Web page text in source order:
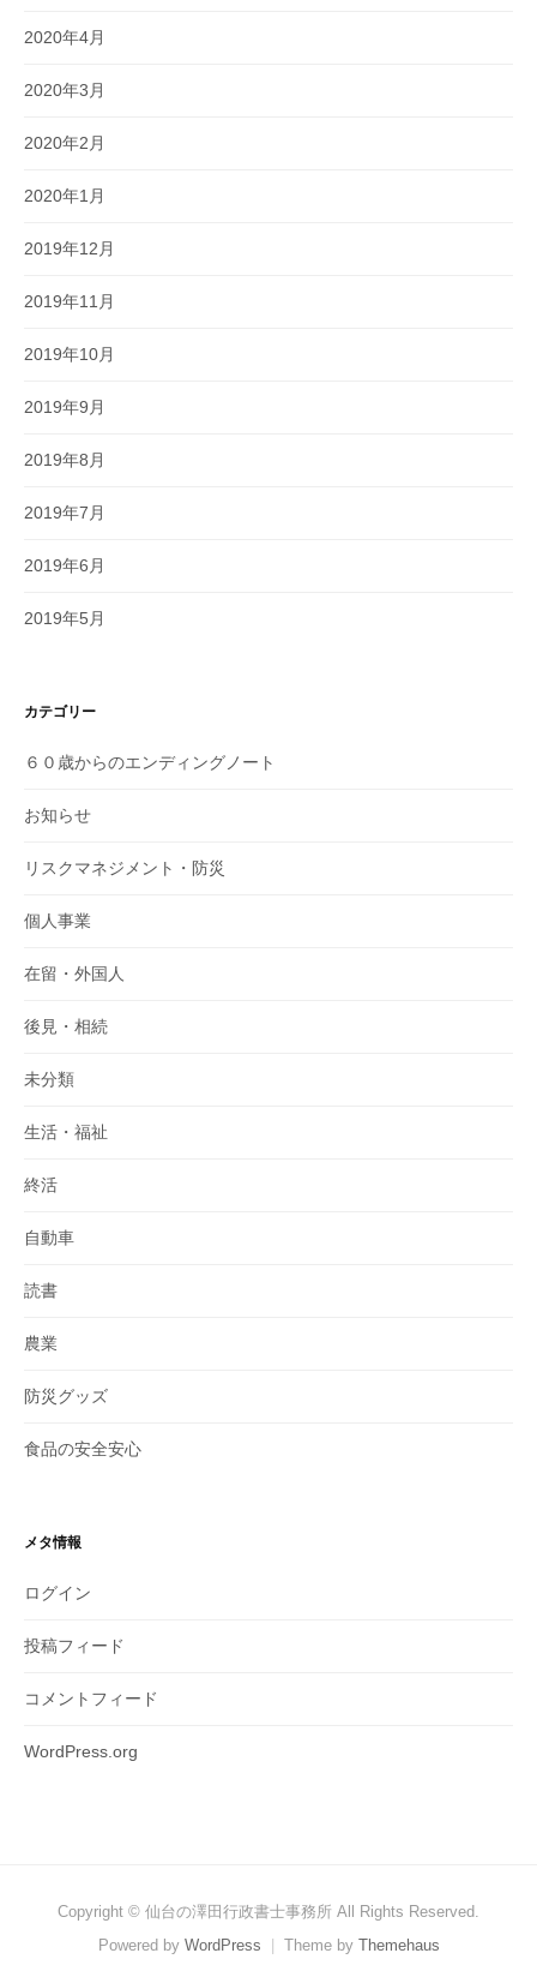
2020年4月
2020年3月
2020年2月
2020年1月
2019年12月
2019年11月
2019年10月
2019年9月
2019年8月
2019年7月
2019年6月
2019年5月
カテゴリー
６０歳からのエンディングノート
お知らせ
リスクマネジメント・防災
個人事業
在留・外国人
後見・相続
未分類
生活・福祉
終活
自動車
読書
農業
防災グッズ
食品の安全安心
メタ情報
ログイン
投稿フィード
コメントフィード
WordPress.org
Copyright © 仙台の澤田行政書士事務所 All Rights Reserved.
Powered by WordPress Theme by Themehaus